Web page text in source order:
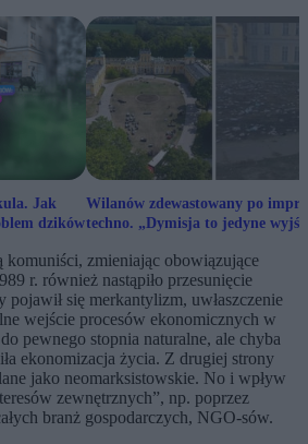
Jak
dzików
Wilanów zdewastowany po
techno. „Dymisja to jedyne
zmieniając obowiązujące
r. również nastąpiło przesunięcie
pojawił się merkantylizm, uwłaszczenie
wejście procesów ekonomicznych w
pewnego stopnia naturalne, ale chyba
ekonomizacja życia. Z drugiej strony
jako neomarksistowskie. No i wpływ
zewnętrznych”, np. poprzez
branż gospodarczych, NGO-sów.